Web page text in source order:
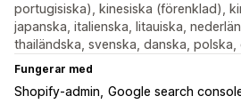
portugisiska), kinesiska (förenklad),
japanska, italienska, litauiska,
thailändska, svenska, danska,
Fungerar med
Shopify-admin Google search